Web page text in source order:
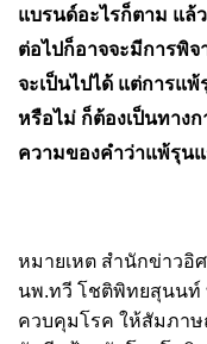
แบรนด์อะไรก็ตาม แล้
ต่อไปก็อาจจะมีการพิ
จะเป็นไปได้ แต่การแ
หรือไม่ ก็ต้องเป็นทาง
ความของคำว่าแพ้รุน
หมายเหต สำนักข่าวอิ
นพ.ทวี โชติพิทยสุนนท์
ควบคุมโรค ให้สัมภา